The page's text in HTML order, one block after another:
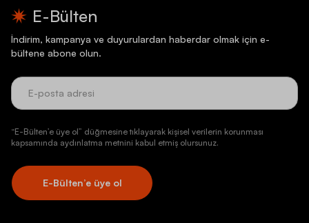
E-Bülten
İndirim, kampanya ve duyurulardan haberdar olmak için e-
bültene abone olun.
“E-Bülten’e üye ol” düğmesine tıklayarak kişisel verilerin korunması
kapsamında aydınlatma metnini kabul etmiş olursunuz.
E-Bülten’e üye ol